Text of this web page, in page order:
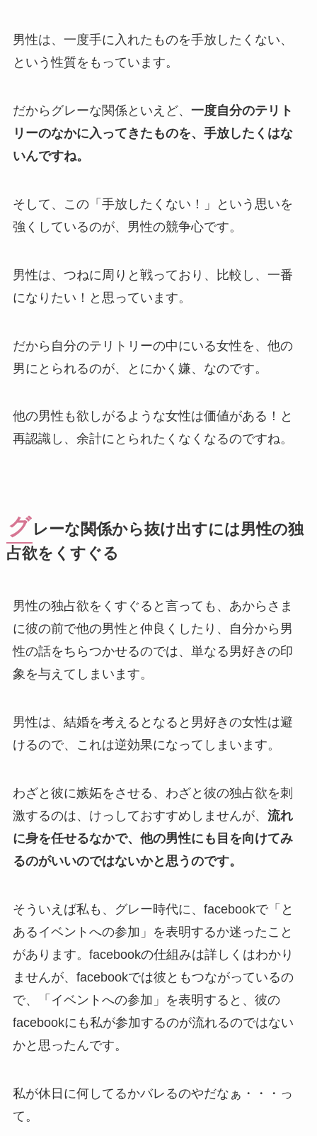
男性は、一度手に入れたものを手放したくない、
という性質をもっています。
だからグレーな関係といえど、 一度自分のテリト
リーのなかに入ってきたものを、手放したくはな
いんですね。
そして、この「手放したくない！」という思いを
強くしているのが、男性の競争心です。
男性は、つねに周りと戦っており、比較し、一番
になりたい！と思っています。
だから自分のテリトリーの中にいる女性を、他の
男にとられるのが、とにかく嫌、なのです。
他の男性も欲しがるような女性は価値がある！と
再認識し、余計にとられたくなくなるのですね。
グ レーな関係から抜け出すには男性の独
占欲をくすぐる
男性の独占欲をくすぐると言っても、あからさま
に彼の前で他の男性と仲良くしたり、自分から男
性の話をちらつかせるのでは、単なる男好きの印
象を与えてしまいます。
男性は、結婚を考えるとなると男好きの女性は避
けるので、これは逆効果になってしまいます。
わざと彼に嫉妬をさせる、わざと彼の独占欲を刺
激するのは、けっしておすすめしませんが、 流れ
に身を任せるなかで、他の男性にも目を向けてみ
るのがいいのではないかと思うのです。
そういえば私も、グレー時代に、facebookで「と
あるイベントへの参加」を表明するか迷ったこと
があります。facebookの仕組みは詳しくはわかり
ませんが、facebookでは彼ともつながっているの
で、「イベントへの参加」を表明すると、彼の
facebookにも私が参加するのが流れるのではない
かと思ったんです。
私が休日に何してるかバレるのやだなぁ・・・っ
て。